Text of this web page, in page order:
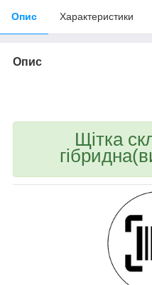
Опис Характеристики
Опис
Щітка